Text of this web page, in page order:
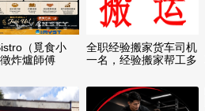
（覓食小
炸爐師傅
全职经验搬家货车司机
一名，经验搬家帮工多